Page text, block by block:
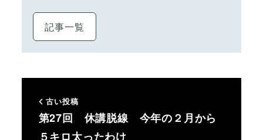
記事一覧
古い投稿
第27回 休講脱線 今年の２月から
５キロ太ったわけ